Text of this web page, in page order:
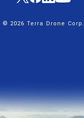
© 2026 Terra Drone Corp.